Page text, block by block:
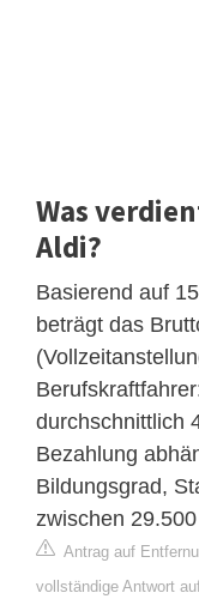
Was
Aldi?
Basierend auf
beträgt das
durchschnittlich
Bezahlung
Bildungsgrad,
zwischen
Antrag auf
vollständige Antwort